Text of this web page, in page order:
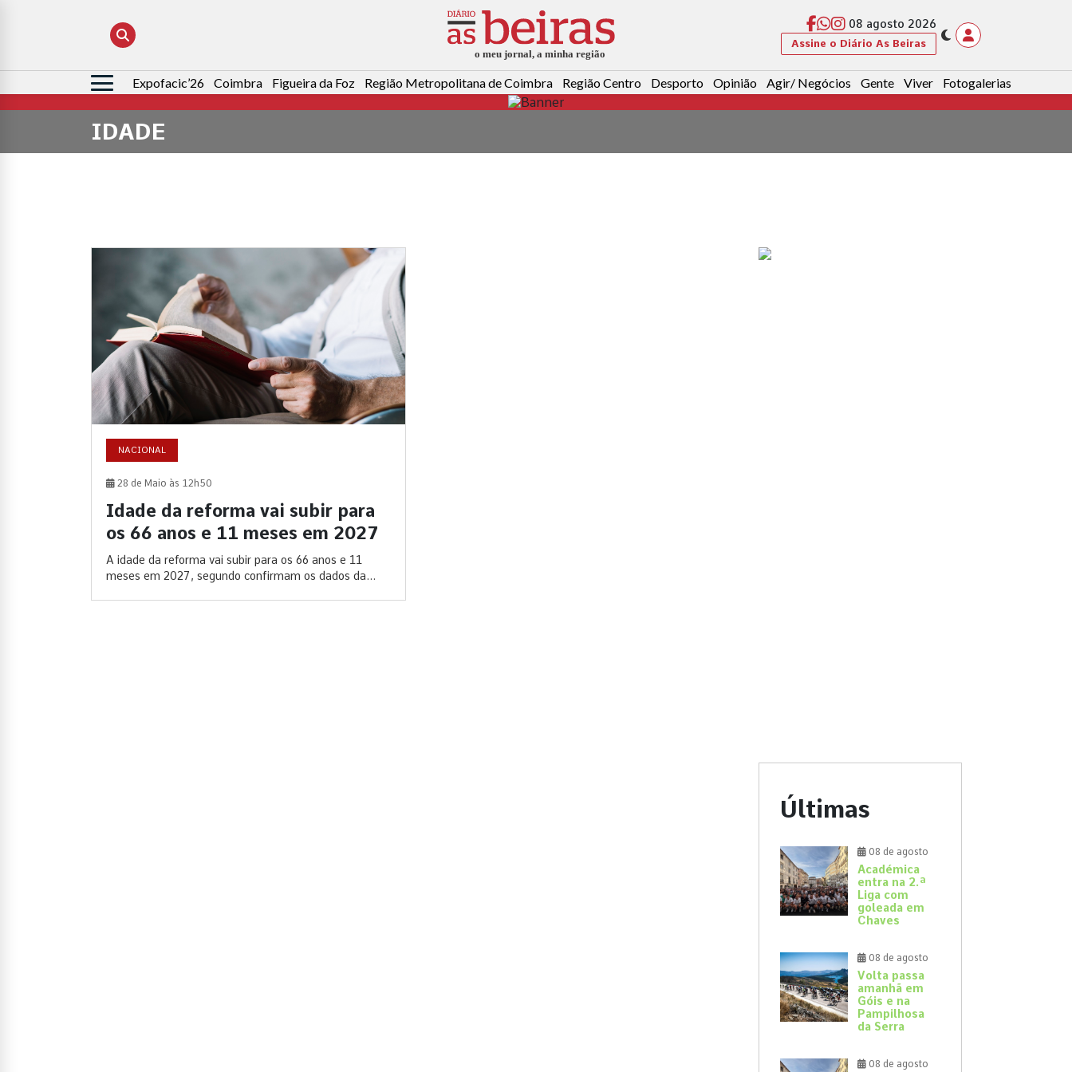
08 agosto 2026
Assine o Diário As Beiras
Pesquisar
por:
Expofacic’26 Coimbra Figueira da Foz Região Metropolitana de Coimbra Região Centro Desporto Opinião Agir/ Negócios Gente Viver Fotogalerias
IDADE
NACIONAL
28 de Maio às 12h50
Idade da reforma vai subir para
os 66 anos e 11 meses em 2027
A idade da reforma vai subir para os 66 anos e 11
meses em 2027, segundo confirmam os dados da...
Últimas
08 de agosto
Académica
entra na 2.ª
Liga com
goleada em
Chaves
08 de agosto
Volta passa
amanhã em
Góis e na
Pampilhosa
da Serra
08 de agosto